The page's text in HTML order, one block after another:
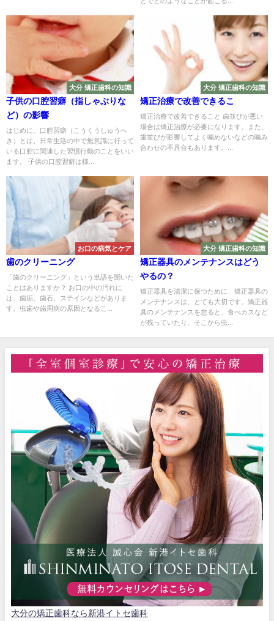
大分 矯正歯科の知識
子供の口腔習癖（指しゃぶりな
ど）の影響
はじめに、口腔習癖（こうくうしゅうへ
き）とは、日常生活の中で無意識に行って
いる口腔に関連した習慣行動のことをいい
ます。 子供の口腔習癖は様...
大分 矯正歯科の知識
矯正治療で改善できるこ
矯正治療で改善できること 歯並びが悪い
場合は矯正治療が必要になります。また、
歯並びが影響してよく噛めないなどの噛み
合わせの不具合もあります。...
お口の病気とケア
歯のクリーニング
「歯のクリーニング」という単語を聞いた
ことはありますか？ お口の中の汚れに
は、歯垢、歯石、ステインなどがありま
す。虫歯や歯周病の原因となるこ...
大分 矯正歯科の知識
矯正器具のメンテナンスはどう
やるの？
矯正器具を清潔に保つために、矯正器具の
メンテナンスは、とても大切です。矯正器
具のメンテナンスを怠ると、食べカスなど
が残っていたり、そこから虫...
大分の矯正歯科なら新港イトセ歯科